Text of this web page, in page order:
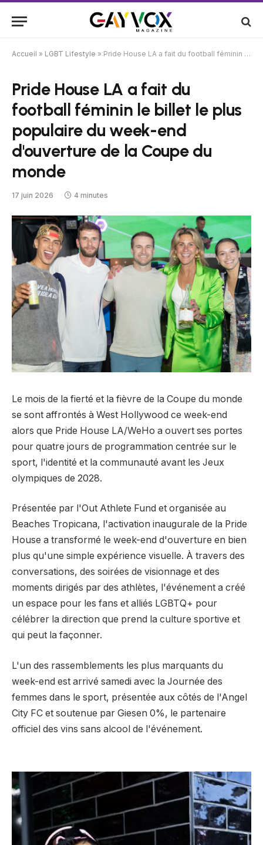
Accueil » LGBT Lifestyle » Pride House LA a fait du football féminin le billet le plus populaire du week-end d'ouverture de la Coupe du monde
Pride House LA a fait du
football féminin le billet le plus
populaire du week-end
d'ouverture de la Coupe du
monde
17 juin 2026 4 minutes
Le mois de la fierté et la fièvre de la Coupe du monde
se sont affrontés à West Hollywood ce week-end
alors que Pride House LA/WeHo a ouvert ses portes
pour quatre jours de programmation centrée sur le
sport, l'identité et la communauté avant les Jeux
olympiques de 2028.
Présentée par l'Out Athlete Fund et organisée au
Beaches Tropicana, l'activation inaugurale de la Pride
House a transformé le week-end d'ouverture en bien
plus qu'une simple expérience visuelle. À travers des
conversations, des soirées de visionnage et des
moments dirigés par des athlètes, l'événement a créé
un espace pour les fans et alliés LGBTQ+ pour
célébrer la direction que prend la culture sportive et
qui peut la façonner.
L'un des rassemblements les plus marquants du
week-end est arrivé samedi avec la Journée des
femmes dans le sport, présentée aux côtés de l'Angel
City FC et soutenue par Giesen 0%, le partenaire
officiel des vins sans alcool de l'événement.